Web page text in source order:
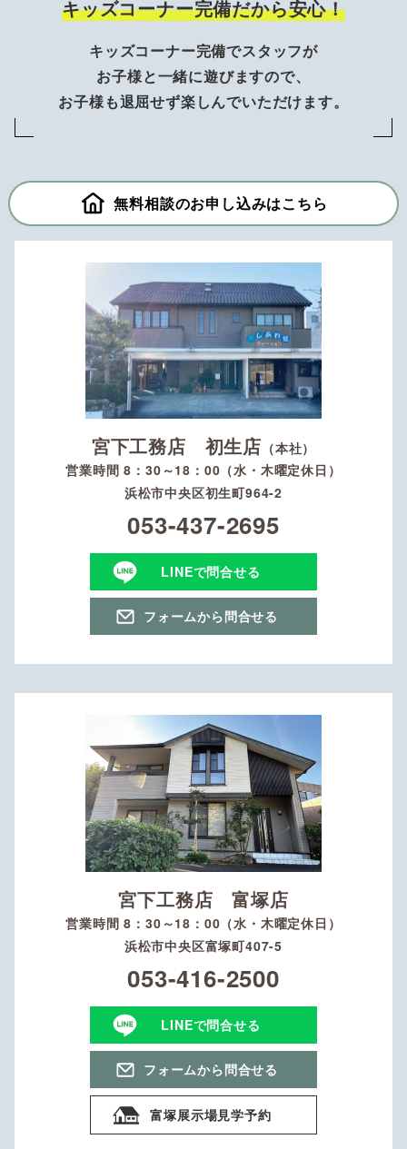
キッズコーナー完備だから安心！
キッズコーナー完備でスタッフが
お子様と一緒に遊びますので、
お子様も退屈せず楽しんでいただけます。
無料相談のお申し込みはこちら
宮下工務店 初生店 （本社）
営業時間 8：30～18：00（水・木曜定休日）
浜松市中央区初生町964-2
053-437-2695
LINEで問合せる
フォームから問合せる
宮下工務店 富塚店
営業時間 8：30～18：00（水・木曜定休日）
浜松市中央区富塚町407-5
053-416-2500
LINEで問合せる
フォームから問合せる
富塚展示場見学予約